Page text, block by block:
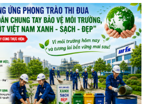
Bình đẳng giới và các chính sách pháp luật lao động, BHXH luôn được quan tâm tại MTS
MTS tham dự Hội diễn Nghệ thuật quần chúng TKV năm 2016
COMINLUB - Thành công nhỏ vì một thông điệp lớn!